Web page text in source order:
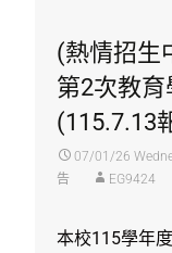
(熱情招生
第2次教
(115.7.13
07/01/26
告
EG9424
本校115學年